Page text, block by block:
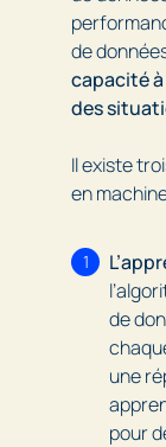
de
capacité
des
Il existe
en
de
une
pour